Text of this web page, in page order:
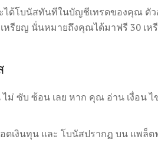
ด้โบนัสทันทีในบัญชีเทรดของคุณ ตัว
หรียญ นั่นหมายถึงคุณได้มาฟรี 30 เห
ไม่ ซับ ซ้อน เลย หาก คุณ อ่าน เงื่อน
ดเงินทุน และ โบนัสปรากฏ บน แพล็ต